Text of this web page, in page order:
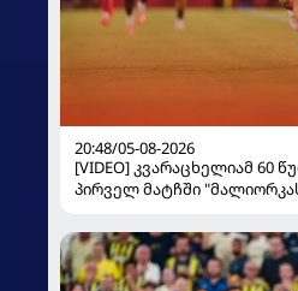
20:48/05-08-2026
[VIDEO] კვარაცხელიამ 60
პირველ მატჩში